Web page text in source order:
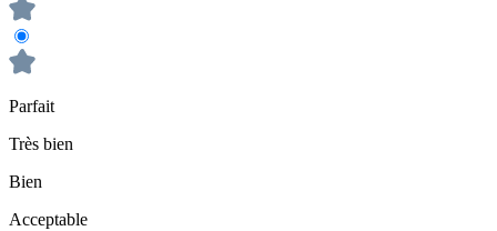
Parfait
Très bien
Bien
Acceptable